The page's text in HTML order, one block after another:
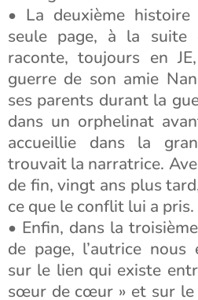
• La deuxième
seule page, à la suite
raconte, toujours en
guerre de son amie
ses parents durant la
dans un orphelinat
accueillie dans la
trouvait la narratrice.
de fin, vingt ans plus
ce que le conflit lui a pris.
• Enfin, dans la
de page, l’autrice nous
sur le lien qui existe
sœur de cœur » et sur le